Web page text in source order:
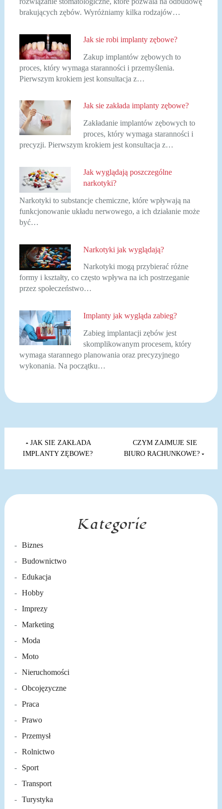
brakujących zębów. Wyróżniamy kilka rodzajów…
Jak sie robi implanty zębowe?
Zakup implantów zębowych to
proces, który wymaga staranności i przemyślenia.
Pierwszym krokiem jest konsultacja z…
Jak sie zakłada implanty zębowe?
Zakładanie implantów zębowych to
proces, który wymaga staranności i
precyzji. Pierwszym krokiem jest konsultacja z…
Jak wyglądają poszczególne
narkotyki?
Narkotyki to substancje chemiczne, które wpływają na
funkcjonowanie układu nerwowego, a ich działanie może
być…
Narkotyki jak wyglądają?
Narkotyki mogą przybierać różne
formy i kształty, co często wpływa na ich postrzeganie
przez społeczeństwo…
Implanty jak wygląda zabieg?
Zabieg implantacji zębów jest
skomplikowanym procesem, który
wymaga starannego planowania oraz precyzyjnego
wykonania. Na początku…
Nawigacja
wpisu
JAK SIE ZAKŁADA
IMPLANTY ZĘBOWE?
CZYM ZAJMUJE SIE
BIURO RACHUNKOWE?
Kategorie
Biznes
Budownictwo
Edukacja
Hobby
Imprezy
Marketing
Moda
Moto
Nieruchomości
Obcojęzyczne
Praca
Prawo
Przemysł
Rolnictwo
Sport
Transport
Turystyka